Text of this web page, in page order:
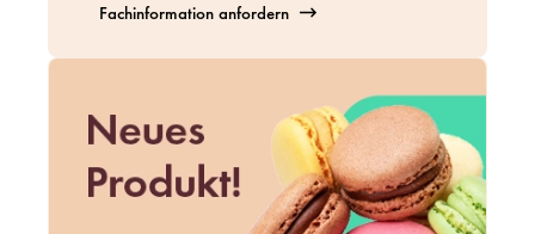
Fachinformation anfordern